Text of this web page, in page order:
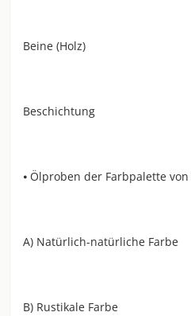
Beine (Holz)
Beschichtung
⦁ Ölproben der Farbpalette
A) Natürlich-natürliche Farbe
B) Rustikale Farbe